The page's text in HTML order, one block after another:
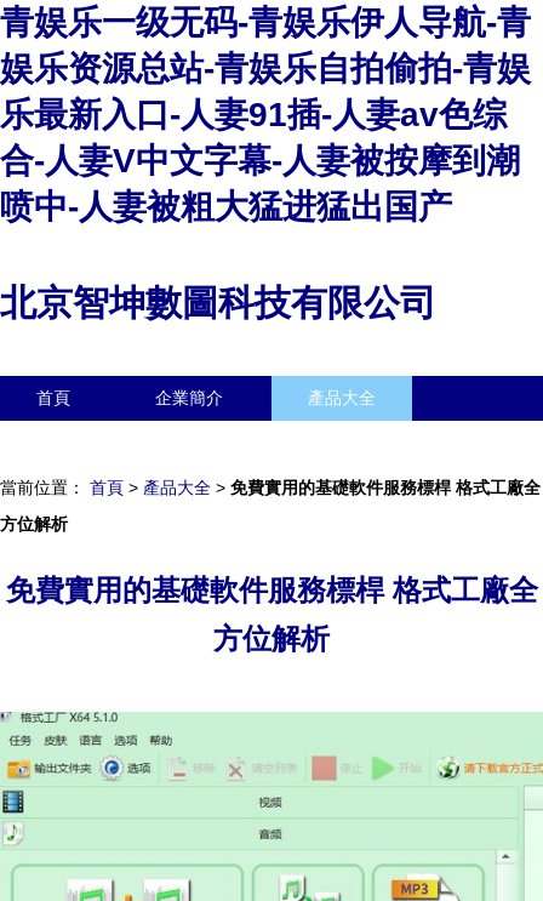
青娱乐一级无码-青娱乐伊人导航-青
娱乐资源总站-青娱乐自拍偷拍-青娱
乐最新入口-人妻91插-人妻av色综
合-人妻V中文字幕-人妻被按摩到潮
喷中-人妻被粗大猛进猛出国产
北京智坤數圖科技有限公司
首頁 企業簡介 產品大全
當前位置： 首頁 > 產品大全 > 免費實用的基礎軟件服務標桿 格式工廠全
方位解析
免費實用的基礎軟件服務標桿 格式工廠全
方位解析